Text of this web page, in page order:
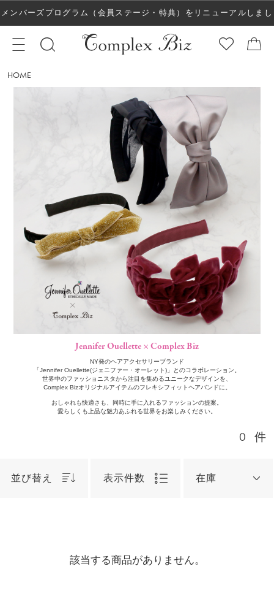
メンバーズプログラム（会員ステージ・特典）をリニューアルしまし
た！
HOME
Jennifer Ouellette × Complex Biz
NY発のヘアアクセサリーブランド
「Jennifer Ouellette(ジェニファー・オーレット)」とのコラボレーション。
世界中のファッショニスタから注目を集めるユニークなデザインを、
Complex Bizオリジナルアイテムのフレキシフィットヘアバンドに。
おしゃれも快適さも、同時に手に入れるファッションの提案。
愛らしくも上品な魅力あふれる世界をお楽しみください。
0 件
並び替え 表示件数 在庫
該当する商品がありません。